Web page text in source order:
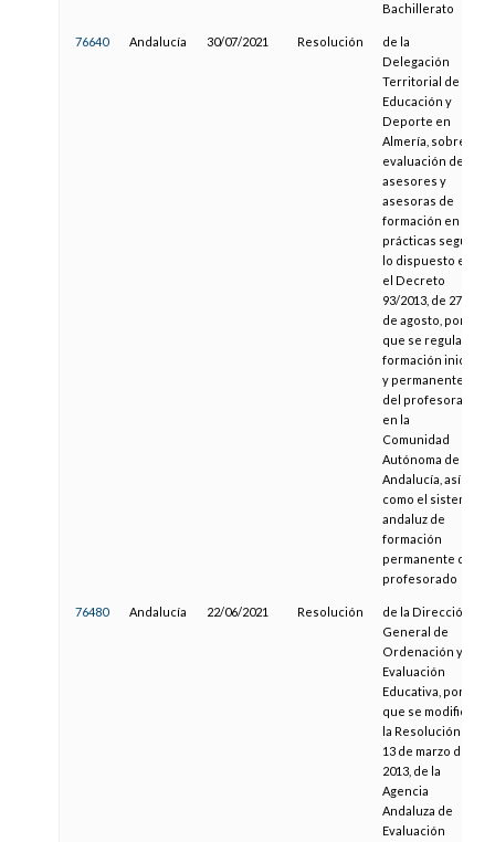
Bachillerato
76640 Andalucía 30/07/2021 Resolución
de la
Delegación
Territorial de
Educación y
Deporte en
Almería, sobre
evaluación de
asesores y
asesoras de
formación en
prácticas según
lo dispuesto en
el Decreto
93/2013, de 27
de agosto, por el
que se regula la
formación inicial
y permanente
del profesorado
en la
Comunidad
Autónoma de
Andalucía, así
como el sistema
andaluz de
formación
permanente del
profesorado
76480 Andalucía 22/06/2021 Resolución
de la Dirección
General de
Ordenación y
Evaluación
Educativa, por la
que se modifica
la Resolución de
13 de marzo de
2013, de la
Agencia
Andaluza de
Evaluación